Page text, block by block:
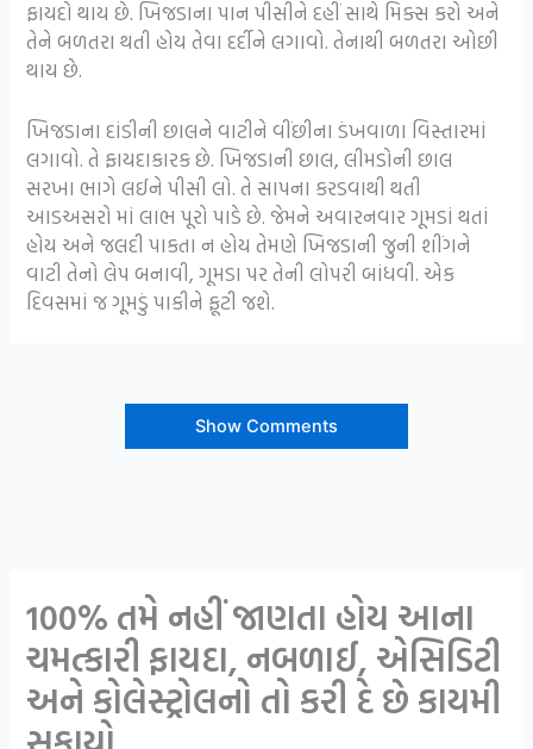
ફાયદો થાય છે. ખિજડાના પાન પીસીને દહીં સાથે મિક્સ કરો અને
તેને બળતરા થતી હોય તેવા દર્દીને લગાવો. તેનાથી બળતરા ઓછી
થાય છે.
ખિજડાના દાંડીની છાલને વાટીને વીંછીના ડંખવાળા વિસ્તારમાં
લગાવો. તે ફાયદાકારક છે. ખિજડાની છાલ, લીમડોની છાલ
સરખા ભાગે લઈને પીસી લો. તે સાપના કરડવાથી થતી
આડઅસરો માં લાભ પૂરો પાડે છે. જેમને અવારનવાર ગૂમડાં થતાં
હોય અને જલદી પાકતા ન હોય તેમણે ખિજડાની જુની શીંગને
વાટી તેનો લેપ બનાવી, ગૂમડા પર તેની લોપરી બાંધવી. એક
દિવસમાં જ ગૂમડું પાકીને ફૂટી જશે.
Show Comments
100% તમે નહીં જાણતા હોય આના
ચમત્કારી ફાયદા, નબળાઈ, એસિડિટી
અને કોલેસ્ટ્રોલનો તો કરી દે છે કાયમી